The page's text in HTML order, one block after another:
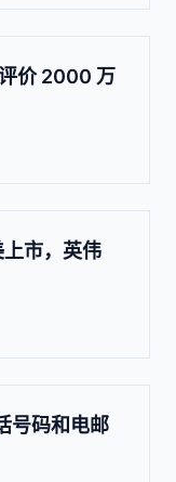
价 2000 万
市，英伟
号码和电邮